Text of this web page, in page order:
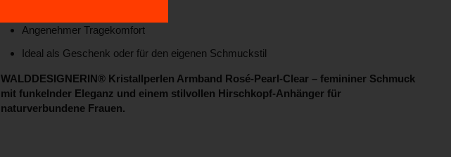
Angenehmer Tragekomfort
Ideal als Geschenk oder für den eigenen Schmuckstil
WALDDESIGNERIN® Kristallperlen Armband Rosé-Pearl-Clear – femininer Schmuck
mit funkelnder Eleganz und einem stilvollen Hirschkopf-Anhänger für
naturverbundene Frauen.